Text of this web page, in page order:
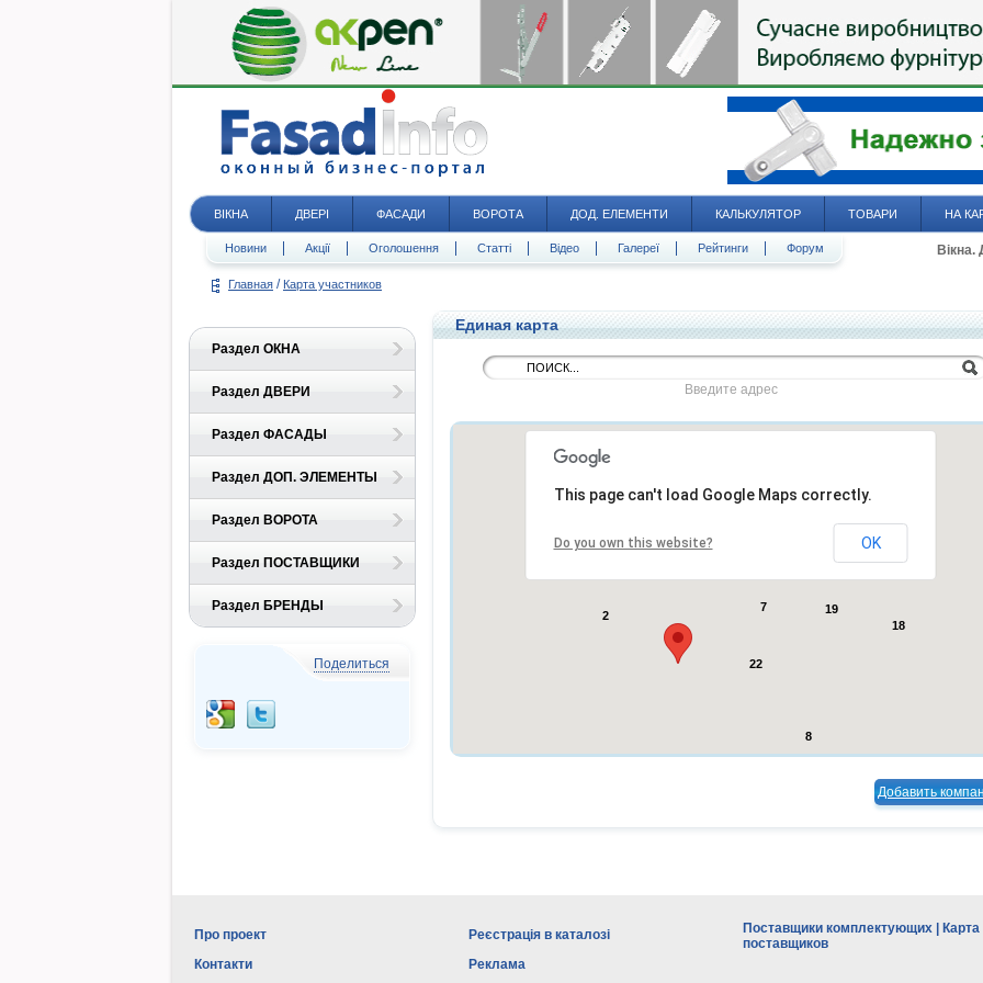
ВІКНА ДВЕРІ ФАСАДИ ВОРОТА ДОД. ЕЛЕМЕНТИ КАЛЬКУЛЯТОР ТОВАРИ НА
Новини Акції Оголошення Статті Відео Галереї Рейтинги Форум Вікна.
Главная / Карта участников
Раздел ОКНА
Раздел ДВЕРИ
Раздел ФАСАДЫ
Раздел ДОП. ЭЛЕМЕНТЫ
Раздел ВОРОТА
Раздел ПОСТАВЩИКИ
Раздел БРЕНДЫ
Поделиться
Единая карта
Введите адрес
18
22
2 19
8
20
7
This page can't load Google Maps correctly.
Do you own this website? OK
Добавить
Про проект
Контакти
Реєстрація в каталозі
Реклама
Поставщики комплектующих | Карта
поставщиков